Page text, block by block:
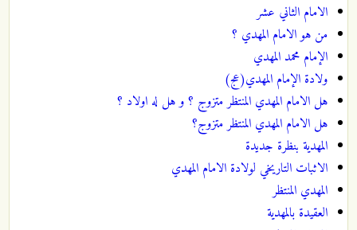
الامام الثاني عشر
من هو الامام المهدي ؟
الإمام محمد المهدي
ولادة الإمام المهدي(عج)
هل الامام المهدي المنتظر متزوج ؟ و هل له اولاد ؟
هل الامام المهدي المنتظر متزوج؟
المهدية بنظرة جديدة
الاثبات التاريخي لولادة الامام المهدي
المهدي المنتظر
العقيدة بالمهدية